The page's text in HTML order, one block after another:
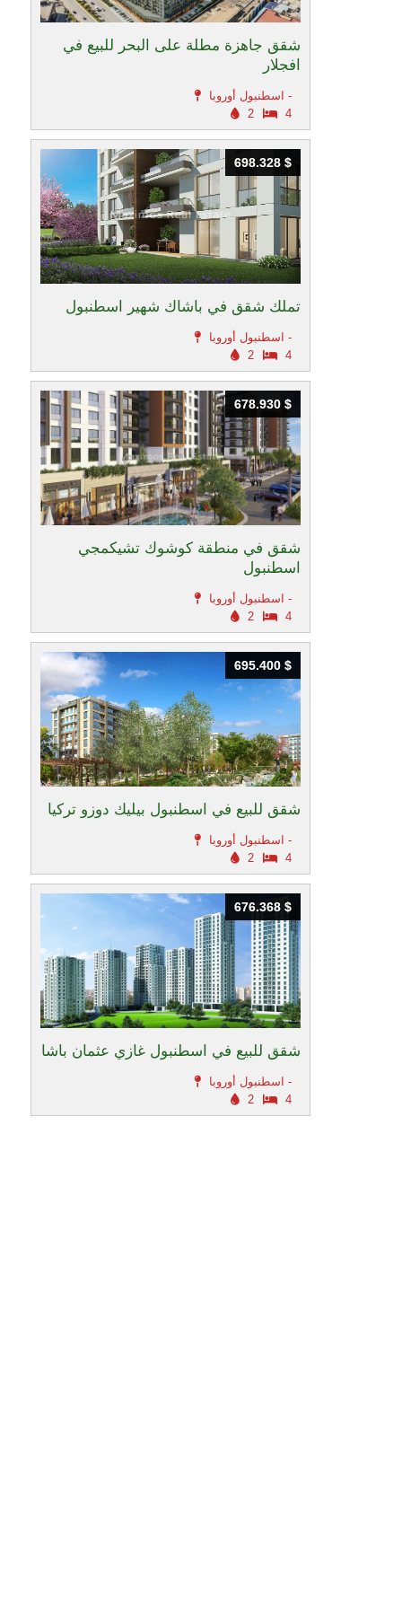
شقق جاهزة مطلة على البحر للبيع في
افجلار
اسطنبول أوروبا -
4
2
تملك شقق في باشاك شهير اسطنبول
اسطنبول أوروبا -
4
2
698.328 $
698.328 $
شقق في منطقة كوشوك تشيكمجي
اسطنبول
اسطنبول أوروبا -
4
2
678.930 $
678.930 $
شقق للبيع في اسطنبول بيليك دوزو تركيا
اسطنبول أوروبا -
4
2
695.400 $
695.400 $
شقق للبيع في اسطنبول غازي عثمان باشا
اسطنبول أوروبا -
4
2
676.368 $
676.368 $